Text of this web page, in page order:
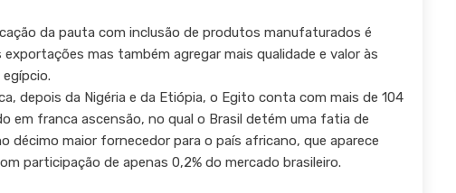
da pauta com inclusão de produtos manufaturados é
mas também agregar mais qualidade e valor às
depois da Nigéria e da Etiópia, o Egito conta com mais de 104
em franca ascensão, no qual o Brasil detém uma fatia de
décimo maior fornecedor para o país africano, que aparece
participação de apenas 0,2% do mercado brasileiro.